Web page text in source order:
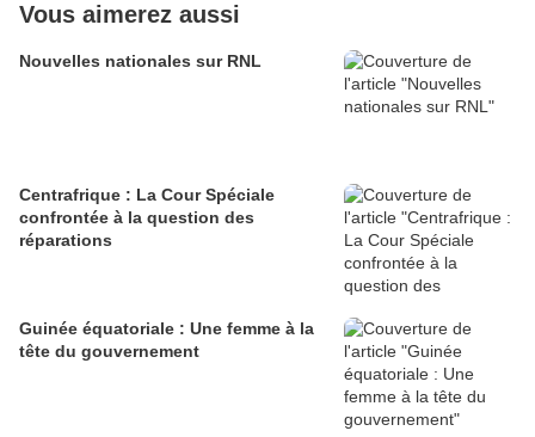
Vous aimerez aussi
Nouvelles nationales sur RNL
Centrafrique : La Cour Spéciale
confrontée à la question des
réparations
Guinée équatoriale : Une femme à la
tête du gouvernement